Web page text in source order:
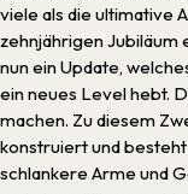
viele als die ultimative
zehnjährigen
nun ein Update,
ein neues Level hebt.
machen. Zu diesem
konstruiert und
schlankere Arme und